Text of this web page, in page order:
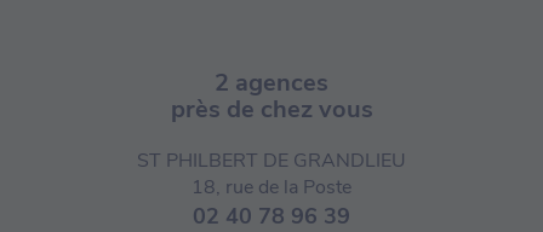
2 agences
près de chez vous
ST PHILBERT DE GRANDLIEU
18, rue de la Poste
02 40 78 96 39